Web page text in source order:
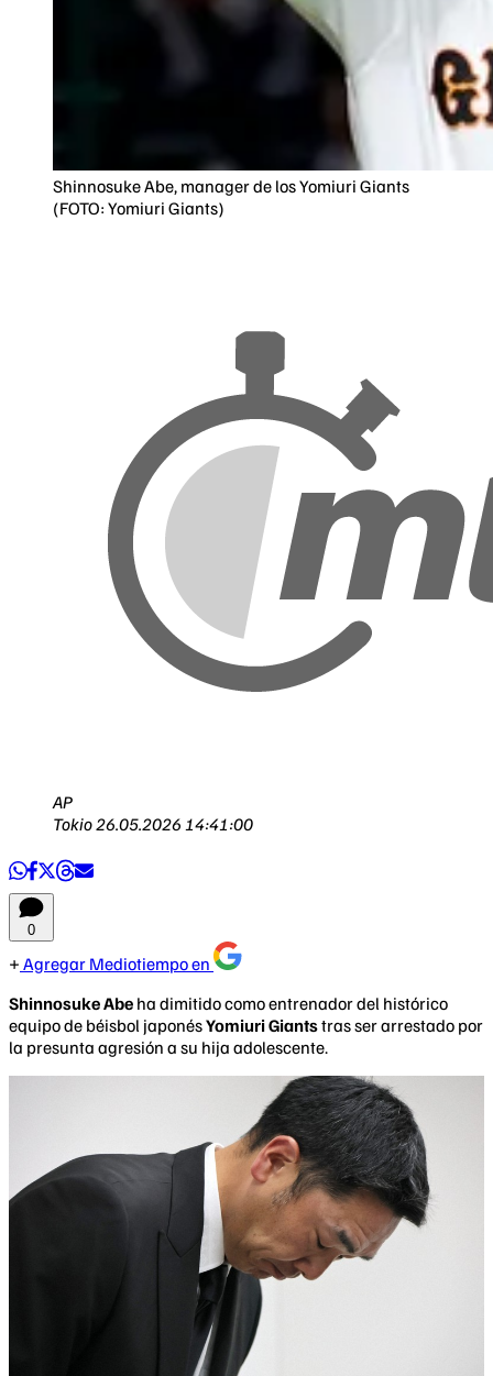
Shinnosuke Abe, manager de los Yomiuri Giants
(FOTO: Yomiuri Giants)
AP
Tokio26.05.2026 14:41:00
0
Agregar Mediotiempo en
Shinnosuke Abe ha dimitido como entrenador del histórico
equipo de béisbol japonésYomiuri Giantstras ser arrestado por
la presunta agresión a su hija adolescente.